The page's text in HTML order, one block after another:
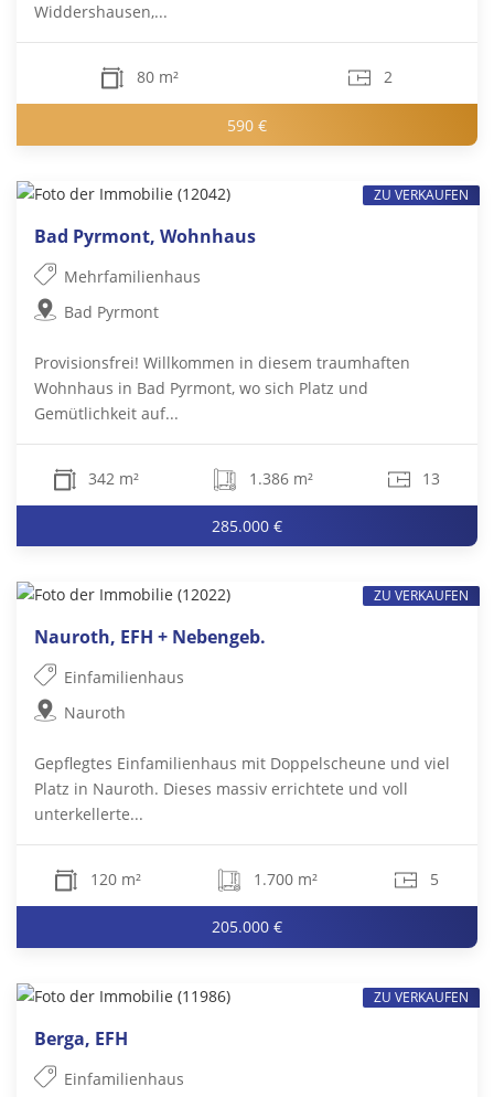
Widdershausen,...
80 m² 2
590 €
Bad Pyrmont, Wohnhaus
Mehrfamilienhaus
Bad Pyrmont
Provisionsfrei! Willkommen in diesem traumhaften
Wohnhaus in Bad Pyrmont, wo sich Platz und
Gemütlichkeit auf...
342 m² 1.386 m² 13
285.000 €
ZU VERKAUFEN
Nauroth, EFH + Nebengeb.
Einfamilienhaus
Nauroth
Gepflegtes Einfamilienhaus mit Doppelscheune und viel
Platz in Nauroth. Dieses massiv errichtete und voll
unterkellerte...
120 m² 1.700 m² 5
205.000 €
ZU VERKAUFEN
Berga, EFH
Einfamilienhaus
ZU VERKAUFEN